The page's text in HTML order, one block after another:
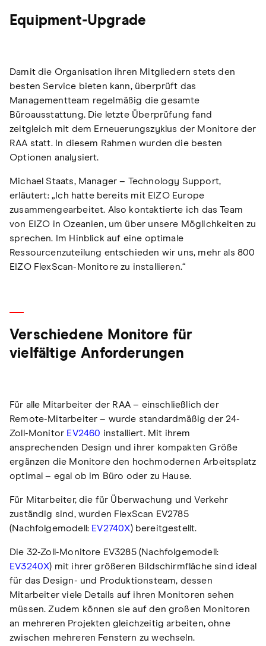
Equipment-Upgrade
Damit die Organisation ihren Mitgliedern stets den
besten Service bieten kann, überprüft das
Managementteam regelmäßig die gesamte
Büroausstattung. Die letzte Überprüfung fand
zeitgleich mit dem Erneuerungszyklus der Monitore der
RAA statt. In diesem Rahmen wurden die besten
Optionen analysiert.
Michael Staats, Manager – Technology Support,
erläutert: „Ich hatte bereits mit EIZO Europe
zusammengearbeitet. Also kontaktierte ich das Team
von EIZO in Ozeanien, um über unsere Möglichkeiten zu
sprechen. Im Hinblick auf eine optimale
Ressourcenzuteilung entschieden wir uns, mehr als 800
EIZO FlexScan-Monitore zu installieren.“
Verschiedene Monitore für
vielfältige Anforderungen
Für alle Mitarbeiter der RAA – einschließlich der
Remote-Mitarbeiter – wurde standardmäßig der 24-
Zoll-Monitor EV2460 installiert. Mit ihrem
ansprechenden Design und ihrer kompakten Größe
ergänzen die Monitore den hochmodernen Arbeitsplatz
optimal – egal ob im Büro oder zu Hause.
Für Mitarbeiter, die für Überwachung und Verkehr
zuständig sind, wurden FlexScan EV2785
(Nachfolgemodell: EV2740X) bereitgestellt.
Die 32-Zoll-Monitore EV3285 (Nachfolgemodell:
EV3240X) mit ihrer größeren Bildschirmfläche sind ideal
für das Design- und Produktionsteam, dessen
Mitarbeiter viele Details auf ihren Monitoren sehen
müssen. Zudem können sie auf den großen Monitoren
an mehreren Projekten gleichzeitig arbeiten, ohne
zwischen mehreren Fenstern zu wechseln.